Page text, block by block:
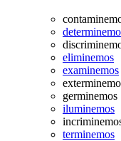
eliminemos
examinemos
germinemos
iluminemos
terminemos